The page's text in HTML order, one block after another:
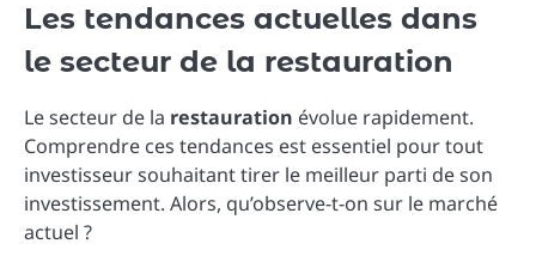
Les tendances actuelles dans
le secteur de la restauration
Le secteur de la restauration évolue rapidement.
Comprendre ces tendances est essentiel pour tout
investisseur souhaitant tirer le meilleur parti de son
investissement. Alors, qu’observe-t-on sur le marché
actuel ?